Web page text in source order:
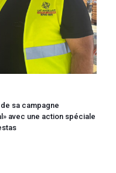
sa campagne
avec une action spéciale